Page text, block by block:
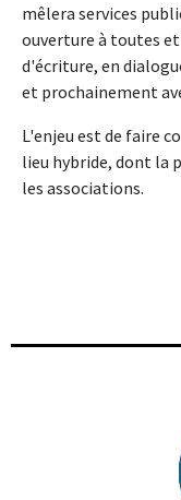
mêlera services
ouverture à toutes et
d'écriture, en
et prochainement
L'enjeu est de faire
lieu hybride, dont la
les associations.